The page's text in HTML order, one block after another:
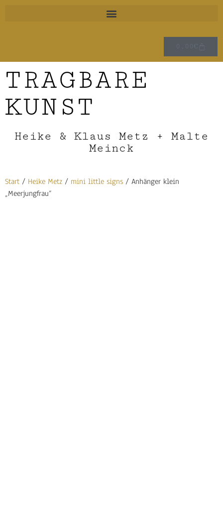
0,00 €
TRAGBARE
KUNST
Heike & Klaus Metz + Malte
Meinck
Start / Heike Metz / mini little signs / Anhänger klein
„Meerjungfrau“